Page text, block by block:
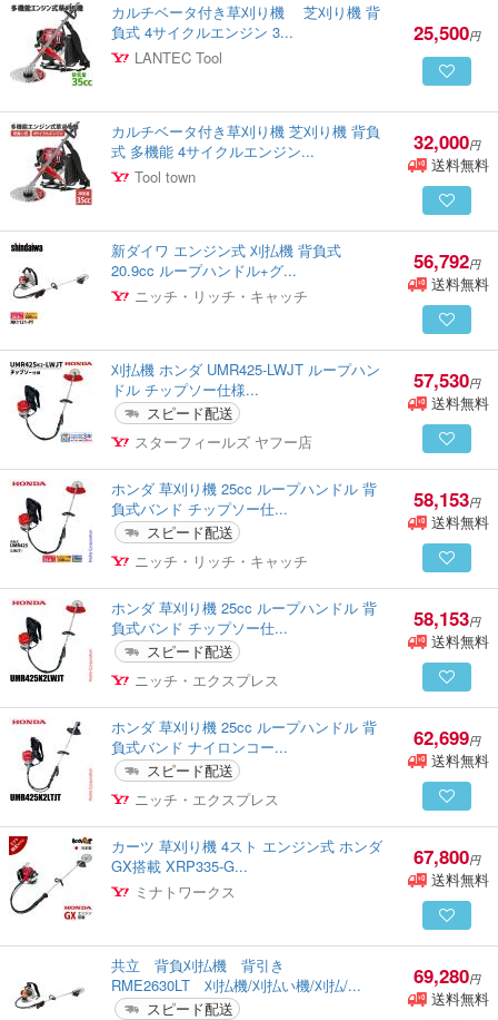
カルチベータ付き草刈り機 芝刈り機 背
負式 4サイクルエンジン 3...
LANTEC Tool
25,500円
カルチベータ付き草刈り機 芝刈り機 背負
式 多機能 4サイクルエンジン...
Tool town
32,000円
送料無料
新ダイワ エンジン式 刈払機 背負式
20.9cc ループハンドル+グ...
ニッチ・リッチ・キャッチ
56,792円
送料無料
刈払機 ホンダ UMR425-LWJT ループハン
ドル チップソー仕様...
スピード配送
スターフィールズ ヤフー店
57,530円
送料無料
ホンダ 草刈り機 25cc ループハンドル 背
負式バンド チップソー仕...
スピード配送
ニッチ・リッチ・キャッチ
58,153円
送料無料
ホンダ 草刈り機 25cc ループハンドル 背
負式バンド チップソー仕...
スピード配送
ニッチ・エクスプレス
58,153円
送料無料
ホンダ 草刈り機 25cc ループハンドル 背
負式バンド ナイロンコー...
スピード配送
ニッチ・エクスプレス
62,699円
送料無料
カーツ 草刈り機 4スト エンジン式 ホンダ
GX搭載 XRP335-G...
ミナトワークス
67,800円
送料無料
共立 背負刈払機 背引き
RME2630LT 刈払機/刈払い機/刈払/...
スピード配送
69,280円
送料無料